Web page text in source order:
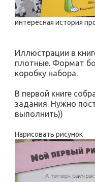
интересная история
Иллюстрации в
плотные. Формат
коробку набора.
В первой книге
задания. Нужно
выполнить))
Нарисовать рисунок